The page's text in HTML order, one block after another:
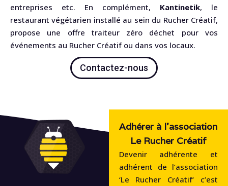
entreprises etc. En complément, Kantinetik, le
restaurant végétarien installé au sein du Rucher Créatif,
propose une offre traiteur zéro déchet pour vos
événements au Rucher Créatif ou dans vos locaux.
Contactez-nous
Adhérer à l'association
Le Rucher Créatif
Devenir adhérente et
adhérent de l’association
‘Le Rucher Créatif‘ c’est